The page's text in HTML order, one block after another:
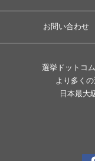
お問い合わせ
選挙ドットコ
より多く
日本最大